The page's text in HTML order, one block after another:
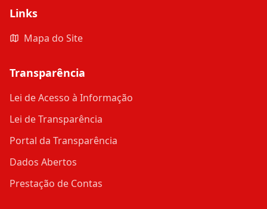
Links
Mapa do Site
Transparência
Lei de Acesso à Informação
Lei de Transparência
Portal da Transparência
Dados Abertos
Prestação de Contas